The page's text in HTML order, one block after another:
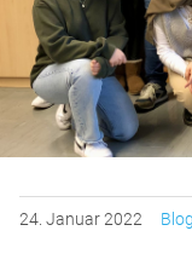
24. Januar2022 Blog